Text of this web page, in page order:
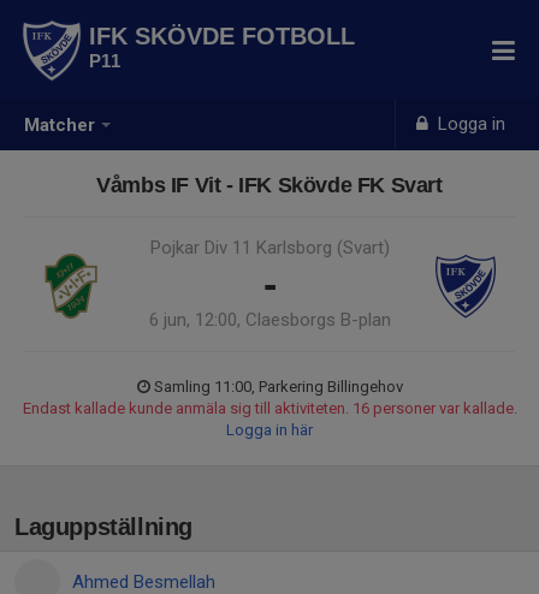
Matcher Logga in
IFK SKÖVDE FOTBOLL
P11
Våmbs IF Vit - IFK Skövde FK Svart
Pojkar Div 11 Karlsborg (Svart)
-
6 jun, 12:00, Claesborgs B-plan
Samling 11:00, Parkering Billingehov
Endast kallade kunde anmäla sig till aktiviteten. 16 personer var kallade.
Logga in här
Laguppställning
Ahmed Besmellah